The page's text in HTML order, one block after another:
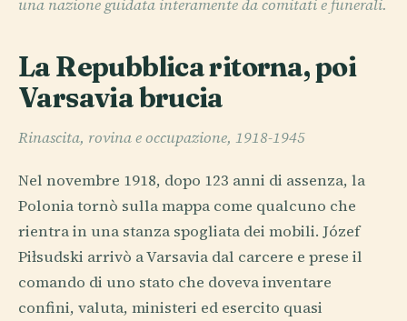
una nazione guidata interamente da comitati e funerali.
La Repubblica ritorna, poi
Varsavia brucia
Rinascita, rovina e occupazione, 1918-1945
Nel novembre 1918, dopo 123 anni di assenza, la
Polonia tornò sulla mappa come qualcuno che
rientra in una stanza spogliata dei mobili. Józef
Piłsudski arrivò a Varsavia dal carcere e prese il
comando di uno stato che doveva inventare
confini, valuta, ministeri ed esercito quasi